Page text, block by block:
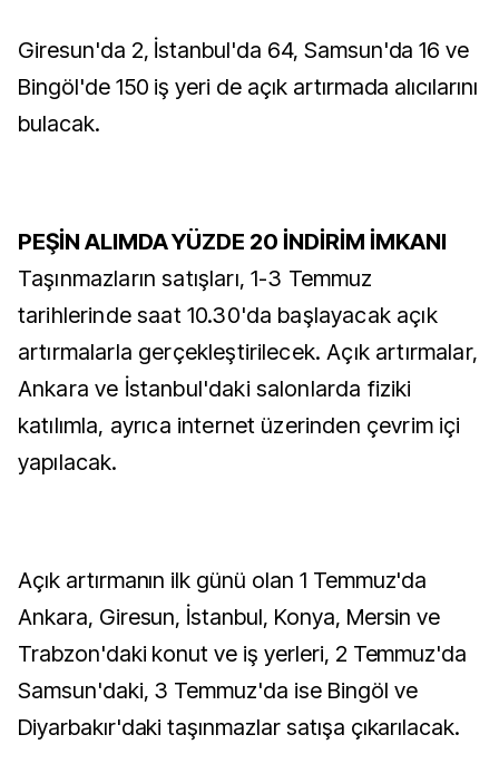
Giresun'da 2, İstanbul'da 64, Samsun'da 16 ve
Bingöl'de 150 iş yeri de açık artırmada alıcılarını
bulacak.
PEŞİN ALIMDA YÜZDE 20 İNDİRİM İMKANI
Taşınmazların satışları, 1-3 Temmuz
tarihlerinde saat 10.30'da başlayacak açık
artırmalarla gerçekleştirilecek. Açık artırmalar,
Ankara ve İstanbul'daki salonlarda fiziki
katılımla, ayrıca internet üzerinden çevrim içi
yapılacak.
Açık artırmanın ilk günü olan 1 Temmuz'da
Ankara, Giresun, İstanbul, Konya, Mersin ve
Trabzon'daki konut ve iş yerleri, 2 Temmuz'da
Samsun'daki, 3 Temmuz'da ise Bingöl ve
Diyarbakır'daki taşınmazlar satışa çıkarılacak.